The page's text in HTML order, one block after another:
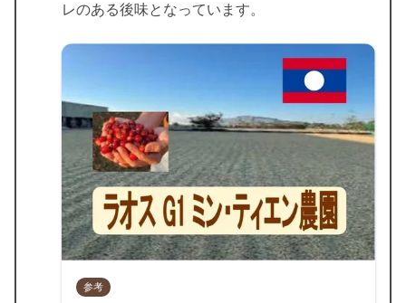
レのある後味となっています。
参考